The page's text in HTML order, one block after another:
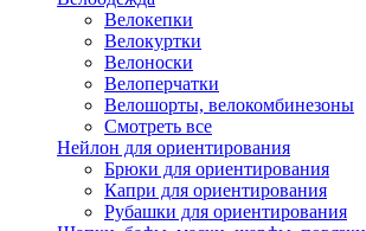
Велокепки
Велокуртки
Велоноски
Велоперчатки
Велошорты, велокомбинезоны
Смотреть все
Нейлон для ориентирования
Брюки для ориентирования
Капри для ориентирования
Рубашки для ориентирования